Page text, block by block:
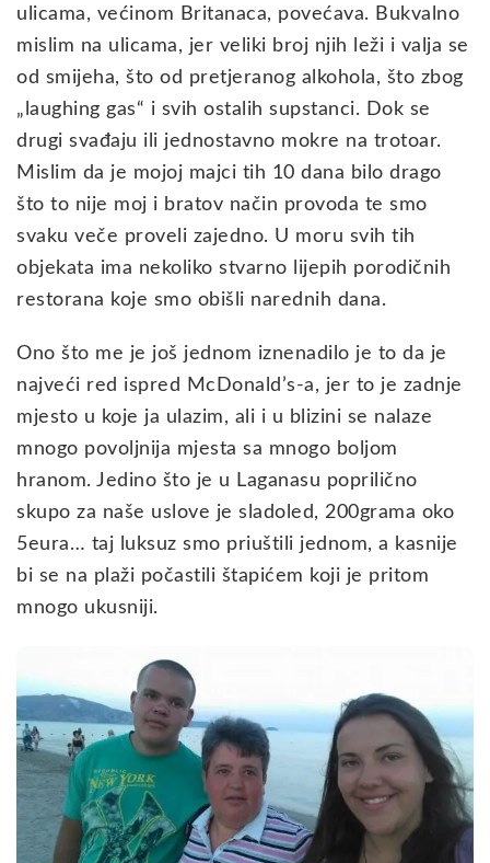
ulicama, većinom Britanaca, povećava. Bukvalno
mislim na ulicama, jer veliki broj njih leži i valja se
od smijeha, što od pretjeranog alkohola, što zbog
„laughing gas“ i svih ostalih supstanci. Dok se
drugi svađaju ili jednostavno mokre na trotoar.
Mislim da je mojoj majci tih 10 dana bilo drago
što to nije moj i bratov način provoda te smo
svaku veče proveli zajedno. U moru svih tih
objekata ima nekoliko stvarno lijepih porodičnih
restorana koje smo obišli narednih dana.
Ono što me je još jednom iznenadilo je to da je
najveći red ispred McDonald’s-a, jer to je zadnje
mjesto u koje ja ulazim, ali i u blizini se nalaze
mnogo povoljnija mjesta sa mnogo boljom
hranom. Jedino što je u Laganasu poprilično
skupo za naše uslove je sladoled, 200grama oko
5eura… taj luksuz smo priuštili jednom, a kasnije
bi se na plaži počastili štapićem koji je pritom
mnogo ukusniji.